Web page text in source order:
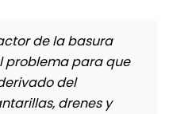
de la basura
problema para que
del
drenes y